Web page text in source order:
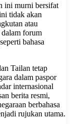
ini murni bersifat
tidak akan
atau
dalam forum
bahasa
Tailan tetap
dalam paspor
internasional
berita resmi,
berbahasa
rujukan utama.